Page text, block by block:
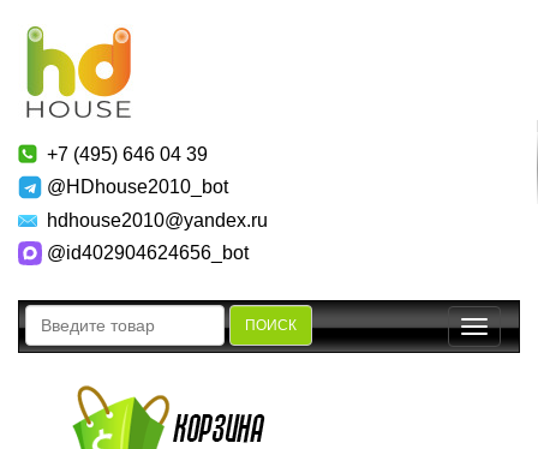
+7 (495) 646 04 39
@HDhouse2010_bot
hdhouse2010@yandex.ru
@id402904624656_bot
ПОИСК
Toggle